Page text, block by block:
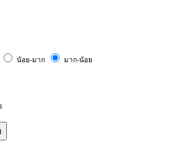
น้อย-มาก
มาก-น้อย